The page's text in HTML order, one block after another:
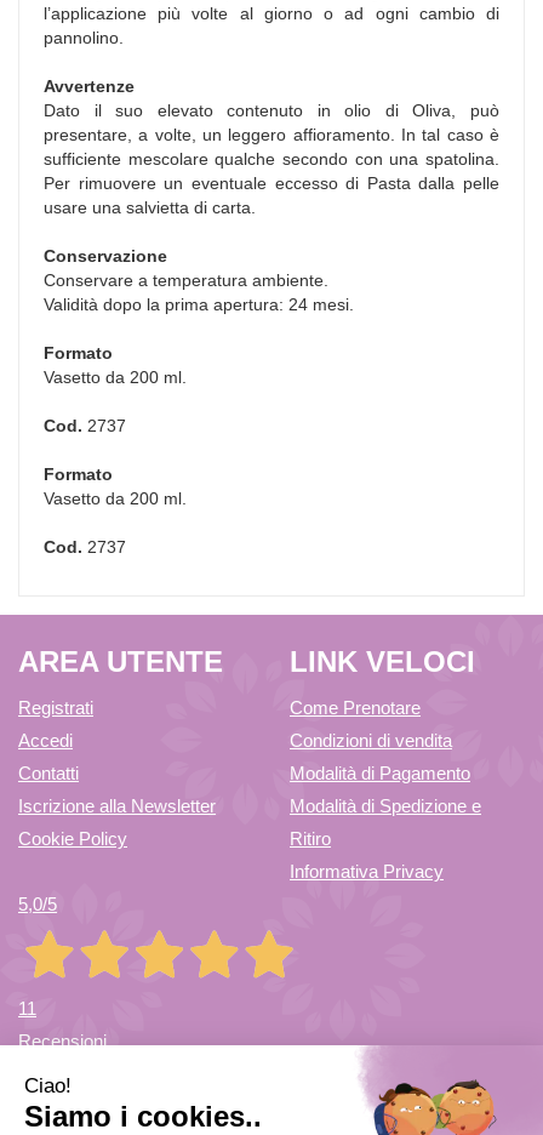
l’applicazione più volte al giorno o ad ogni cambio di
pannolino.
Avvertenze
Dato il suo elevato contenuto in olio di Oliva, può
presentare, a volte, un leggero affioramento. In tal caso è
sufficiente mescolare qualche secondo con una spatolina.
Per rimuovere un eventuale eccesso di Pasta dalla pelle
usare una salvietta di carta.
Conservazione
Conservare a temperatura ambiente.
Validità dopo la prima apertura: 24 mesi.
Formato
Vasetto da 200 ml.
Cod. 2737
Formato
Vasetto da 200 ml.
Cod. 2737
AREA UTENTE
Registrati
Accedi
Contatti
Iscrizione alla Newsletter
Cookie Policy
LINK VELOCI
Come Prenotare
Condizioni di vendita
Modalità di Pagamento
Modalità di Spedizione e
Ritiro
Informativa Privacy
5,0/5
11
Recensioni